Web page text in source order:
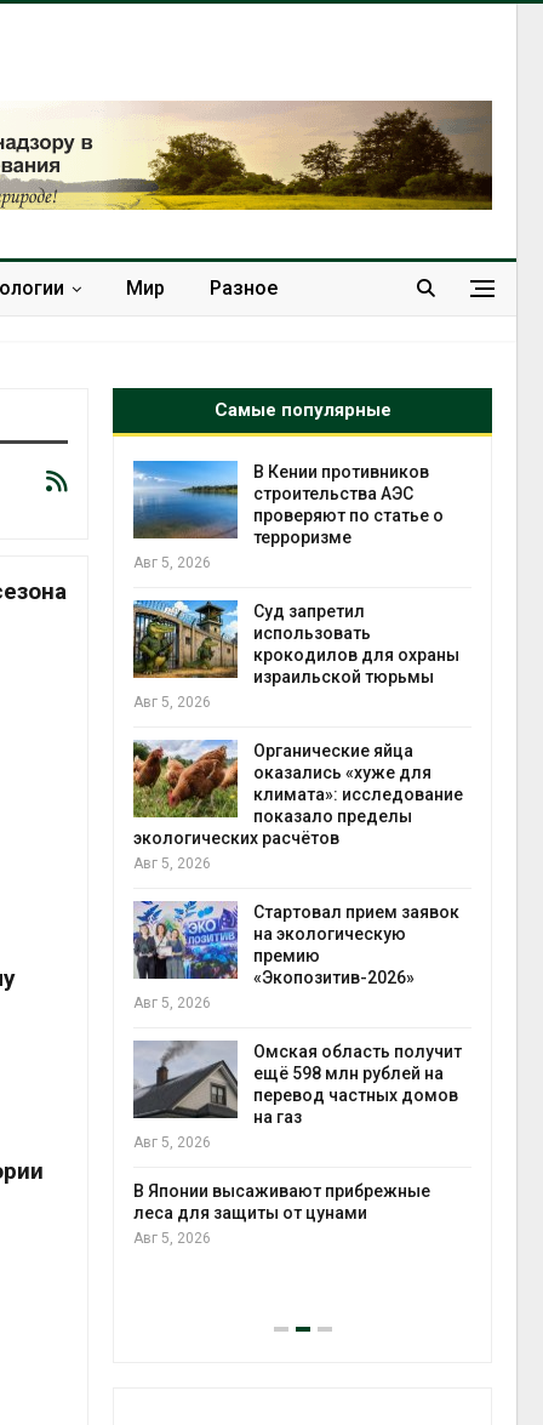
Мир Разное
Самые популярные
расчёта
В Кении противников
строительства АЭС
проверяют по статье о
терроризме
Авг 5, 2026
Суд запретил
использовать
крокодилов для охраны
израильской тюрьмы
Авг 5, 2026
Органические яйца
оказались «хуже для
климата»: исследование
показало пределы
экологических расчётов
Авг 5, 2026
Стартовал прием заявок
на экологическую
премию
«Экопозитив-2026»
Авг 5, 2026
Омская область получит
ещё 598 млн рублей на
перевод частных домов
на газ
Авг 5, 2026
В Японии высаживают прибрежные
леса для защиты от цунами
Авг 5, 2026